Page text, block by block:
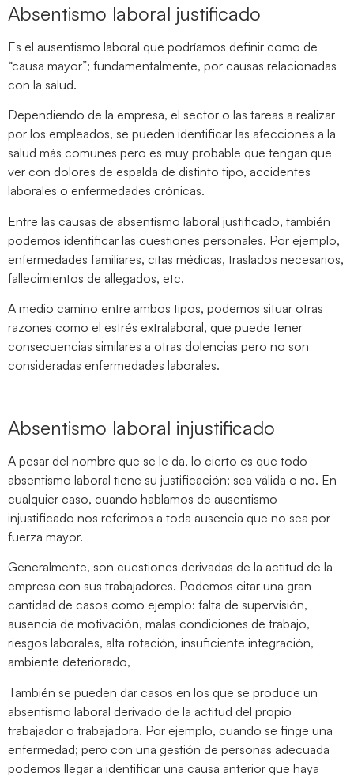
Absentismo laboral justificado
Es el ausentismo laboral que podríamos definir como de
“causa mayor”; fundamentalmente, por causas relacionadas
con la salud.
Dependiendo de la empresa, el sector o las tareas a realizar
por los empleados, se pueden identificar las afecciones a la
salud más comunes pero es muy probable que tengan que
ver con dolores de espalda de distinto tipo, accidentes
laborales o enfermedades crónicas.
Entre las causas de absentismo laboral justificado, también
podemos identificar las cuestiones personales. Por ejemplo,
enfermedades familiares, citas médicas, traslados necesarios,
fallecimientos de allegados, etc.
A medio camino entre ambos tipos, podemos situar otras
razones como el estrés extralaboral, que puede tener
consecuencias similares a otras dolencias pero no son
consideradas enfermedades laborales.
Absentismo laboral injustificado
A pesar del nombre que se le da, lo cierto es que todo
absentismo laboral tiene su justificación; sea válida o no. En
cualquier caso, cuando hablamos de ausentismo
injustificado nos referimos a toda ausencia que no sea por
fuerza mayor.
Generalmente, son cuestiones derivadas de la actitud de la
empresa con sus trabajadores. Podemos citar una gran
cantidad de casos como ejemplo: falta de supervisión,
ausencia de motivación, malas condiciones de trabajo,
riesgos laborales, alta rotación, insuficiente integración,
ambiente deteriorado,
También se pueden dar casos en los que se produce un
absentismo laboral derivado de la actitud del propio
trabajador o trabajadora. Por ejemplo, cuando se finge una
enfermedad; pero con una gestión de personas adecuada
podemos llegar a identificar una causa anterior que haya